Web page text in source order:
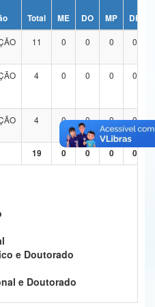
e Comunicações
Humanos
Total ME DO MP DP
11 0 0 0 0
4 0 0 0 0
4 0 0 0 0
19 0 0 0 0
e Doutorado
e Doutorado